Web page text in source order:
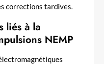
corrections tardives.
liés à la
NEMP